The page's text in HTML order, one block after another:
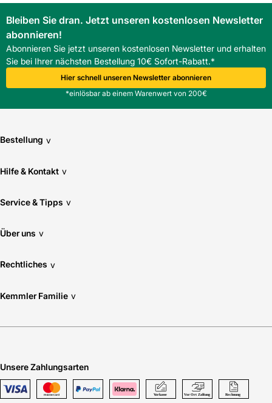
Bleiben Sie dran. Jetzt unseren kostenlosen Newsletter
abonnieren!
Abonnieren Sie jetzt unseren kostenlosen Newsletter und erhalten
Sie bei Ihrer nächsten Bestellung 10€ Sofort-Rabatt.*
Hier schnell unseren Newsletter abonnieren
*einlösbar ab einem Warenwert von 200€
Bestellung v
Hilfe & Kontakt v
Service & Tipps v
Über uns v
Rechtliches v
Kemmler Familie v
Unsere Zahlungsarten